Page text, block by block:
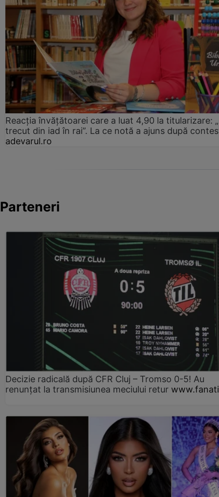
Reacția învățătoarei care a luat 4,90 la titularizare:
trecut din iad în rai”. La ce notă a ajuns după
adevarul.ro
Parteneri
Decizie radicală după CFR Cluj – Tromso 0-5! Au
renunțat la transmisiunea meciului retur